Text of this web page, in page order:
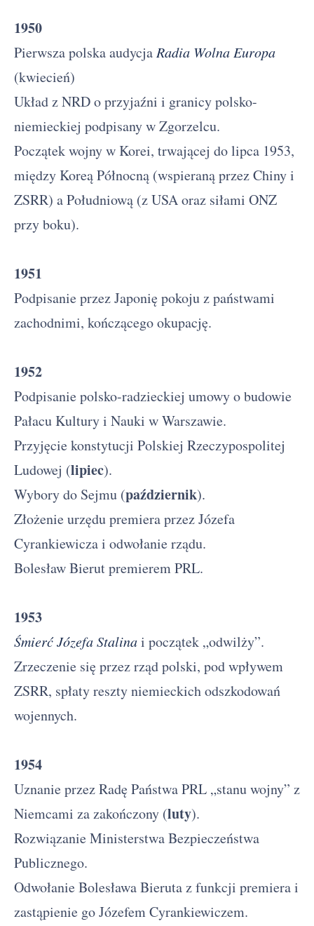
1950
Pierwsza polska audycja Radia Wolna Europa
(kwiecień)
Układ z NRD o przyjaźni i granicy polsko-
niemieckiej podpisany w Zgorzelcu.
Początek wojny w Korei, trwającej do lipca 1953,
między Koreą Północną (wspieraną przez Chiny i
ZSRR) a Południową (z USA oraz siłami ONZ
przy boku).
1951
Podpisanie przez Japonię pokoju z państwami
zachodnimi, kończącego okupację.
1952
Podpisanie polsko-radzieckiej umowy o budowie
Pałacu Kultury i Nauki w Warszawie.
Przyjęcie konstytucji Polskiej Rzeczypospolitej
Ludowej (lipiec).
Wybory do Sejmu (październik).
Złożenie urzędu premiera przez Józefa
Cyrankiewicza i odwołanie rządu.
Bolesław Bierut premierem PRL.
1953
Śmierć Józefa Stalinai początek „odwilży”.
Zrzeczenie się przez rząd polski, pod wpływem
ZSRR, spłaty reszty niemieckich odszkodowań
wojennych.
1954
Uznanie przez Radę Państwa PRL „stanu wojny” z
Niemcami za zakończony (luty).
Rozwiązanie Ministerstwa Bezpieczeństwa
Publicznego.
Odwołanie Bolesława Bieruta z funkcji premiera i
zastąpienie go Józefem Cyrankiewiczem.